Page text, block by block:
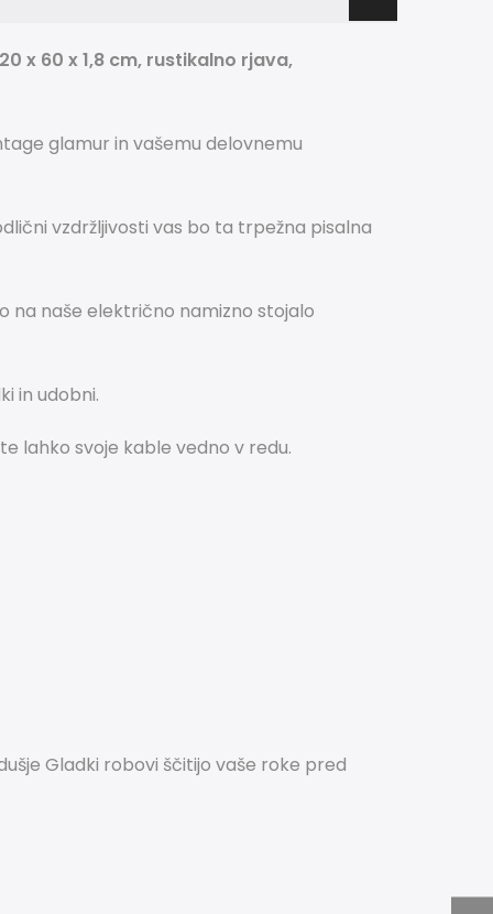
x 60 x 1,8 cm, rustikalno rjava,
glamur in vašemu delovnemu
vzdržljivosti vas bo ta trpežna pisalna
na naše električno namizno stojalo
in udobni.
lahko svoje kable vedno v redu.
Gladki robovi ščitijo vaše roke pred